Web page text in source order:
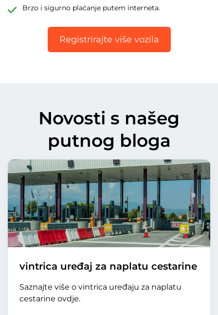
Brzo i sigurno plaćanje putem interneta.
Registrirajte više vozila
Novosti s našeg
putnog bloga
vintrica uređaj za naplatu cestarine
Saznajte više o vintrica uređaju za naplatu
cestarine ovdje.